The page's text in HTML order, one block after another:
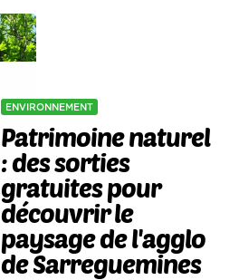
ENVIRONNEMENT
Patrimoine naturel
: des sorties
gratuites pour
découvrir le
paysage de l'agglo
de Sarreguemines